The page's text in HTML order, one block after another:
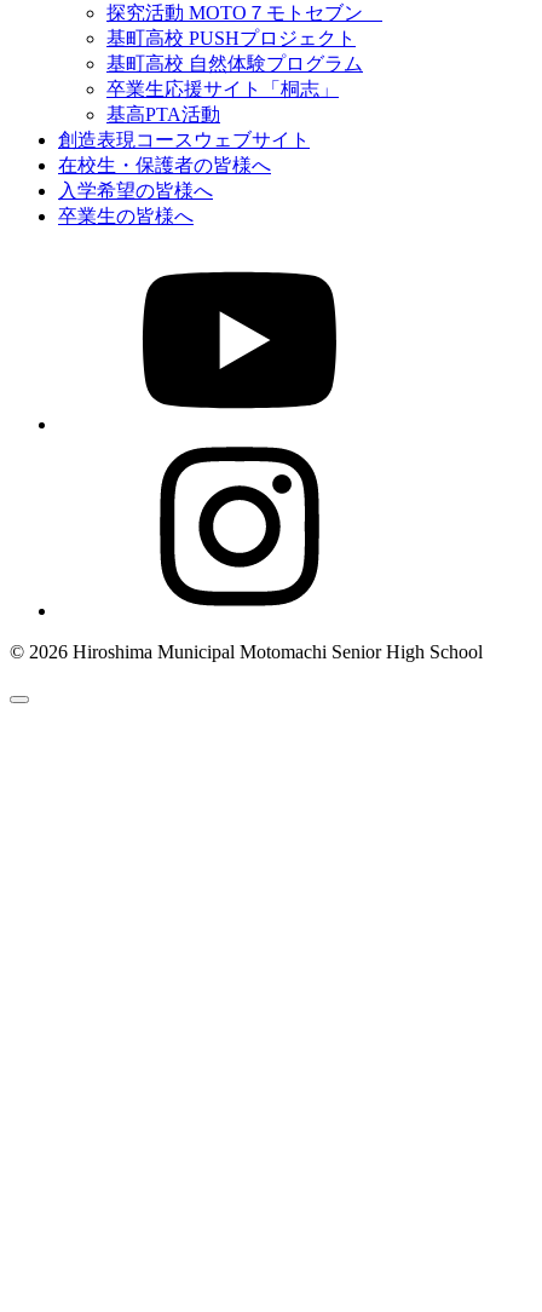
探究活動 MOTO７モトセブン
基町高校 PUSHプロジェクト
基町高校 自然体験プログラム
卒業生応援サイト「桐志」
基高PTA活動
創造表現コースウェブサイト
在校生・保護者の皆様へ
入学希望の皆様へ
卒業生の皆様へ
© 2026 Hiroshima Municipal Motomachi Senior High School